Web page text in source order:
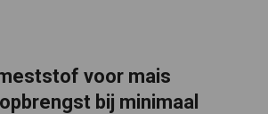
voor mais
bij minimaal